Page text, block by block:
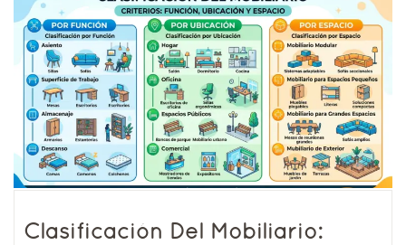
Clasificación Del Mobiliario: